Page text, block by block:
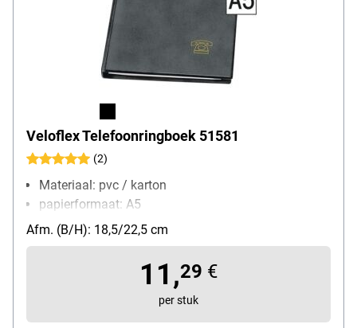
Veloflex Telefoonringboek 51581
(2)
Materiaal: pvc / karton
papierformaat: A5
Afm. (B/H): 18,5/22,5 cm
11,29 €
per stuk